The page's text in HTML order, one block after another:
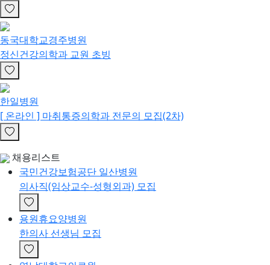
동국대학교경주병원
정신건강의학과 교원 초빙
한일병원
[ 온라인 ] 마취통증의학과 전문의 모집(2차)
채용리스트
국민건강보험공단 일산병원
의사직(임상교수-성형외과) 모집
용원휴요양병원
한의사 선생님 모집